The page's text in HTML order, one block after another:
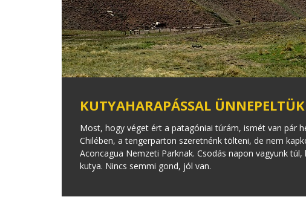
KUTYAHARAPÁSSAL
Most, hogy véget ért a patagóniai túrám, ismét van pár
Chilében, a tengerparton szeretnénk tölteni, de nem
Aconcagua Nemzeti Parknak. Csodás napon vagyunk
kutya. Nincs semmi gond, jól van.